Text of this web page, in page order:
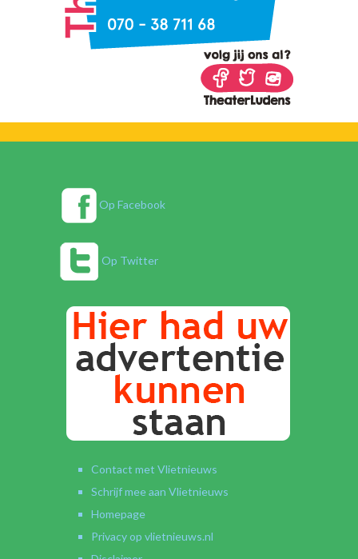
Op Facebook
Op Twitter
Contact met Vlietnieuws
Schrijf mee aan Vlietnieuws
Homepage
Privacy op vlietnieuws.nl